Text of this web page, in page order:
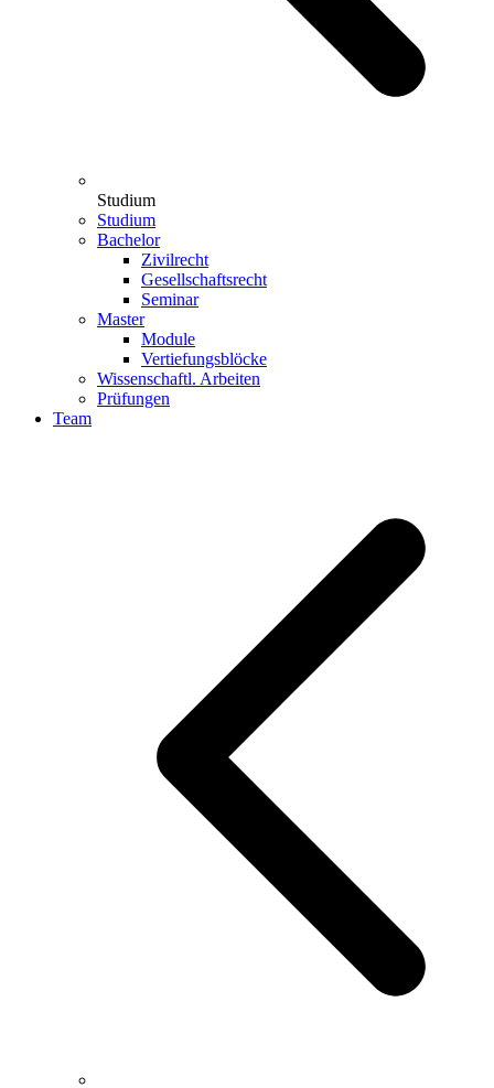
Studium
Studium
Bachelor
Zivilrecht
Gesellschaftsrecht
Seminar
Master
Module
Vertiefungsblöcke
Wissenschaftl. Arbeiten
Prüfungen
Team